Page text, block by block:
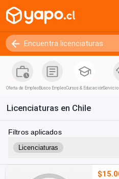
Oferta de Empleo Busco EmpleoCursos & Educación
Licenciaturas en Chile
Filtros aplicados
Licenciaturas